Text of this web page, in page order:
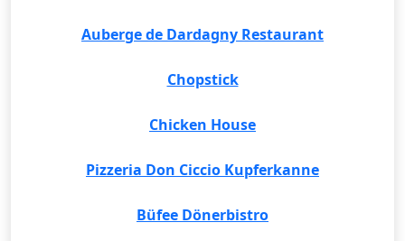
Auberge de Dardagny Restaurant
Chopstick
Chicken House
Pizzeria Don Ciccio Kupferkanne
Büfee Dönerbistro